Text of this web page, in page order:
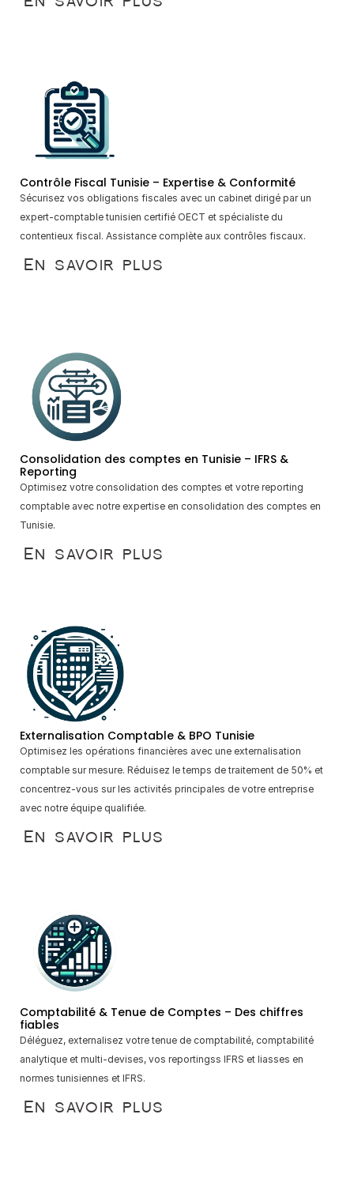
Contrôle Fiscal Tunisie – Expertise & Conformité
Sécurisez vos obligations fiscales avec un cabinet dirigé par un
expert-comptable tunisien certifié OECT et spécialiste du
contentieux fiscal. Assistance complète aux contrôles fiscaux.
En savoir plus
Consolidation des comptes en Tunisie – IFRS &
Reporting
Optimisez votre consolidation des comptes et votre reporting
comptable avec notre expertise en consolidation des comptes en
Tunisie.
En savoir plus
Externalisation Comptable & BPO Tunisie
Optimisez les opérations financières avec une externalisation
comptable sur mesure. Réduisez le temps de traitement de 50% et
concentrez-vous sur les activités principales de votre entreprise
avec notre équipe qualifiée.
En savoir plus
Comptabilité & Tenue de Comptes – Des chiffres
fiables
Déléguez, externalisez votre tenue de comptabilité, comptabilité
analytique et multi-devises, vos reportingss IFRS et liasses en
normes tunisiennes et IFRS.
En savoir plus